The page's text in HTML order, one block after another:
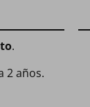
.
2 años.